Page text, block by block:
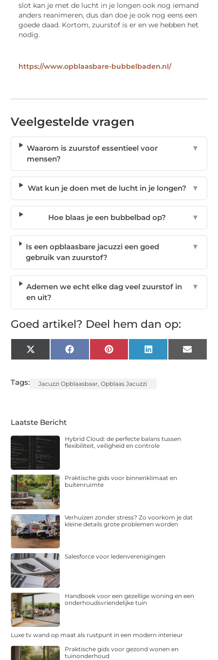
slot kan je met de lucht in je longen ook nog iemand
anders reanimeren, dus dan doe je ook nog eens een
goede daad. Kortom, zuurstof is er en we hebben het
nodig.
https://www.opblaasbare-bubbelbaden.nl/
Veelgestelde vragen
Waarom is zuurstof essentieel voor
mensen?
▼
Wat kun je doen met de lucht in je longen? ▼
Hoe blaas je een bubbelbad op? ▼
Is een opblaasbare jacuzzi een goed
gebruik van zuurstof?
▼
Ademen we echt elke dag veel zuurstof in
en uit?
▼
Goed artikel? Deel hem dan op:
X
(Twitter)
FacebookPinterest LinkedIn Email
Tags: Jacuzzi Opblaasbaar ,Opblaas Jacuzzi
Laatste Bericht
Hybrid Cloud: de perfecte balans tussen
flexibiliteit, veiligheid en controle
Praktische gids voor binnenklimaat en
buitenruimte
Verhuizen zonder stress? Zo voorkom je dat
kleine details grote problemen worden
Salesforce voor ledenverenigingen
Handboek voor een gezellige woning en een
onderhoudsvriendelijke tuin
Luxe tv wand op maat als rustpunt in een modern interieur
Praktische gids voor gezond wonen en
tuinonderhoud